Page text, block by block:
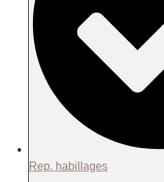
Rep. habillages